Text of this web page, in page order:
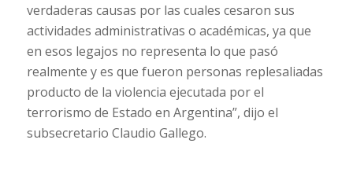
verdaderas causas por las cuales cesaron sus
actividades administrativas o académicas, ya que
en esos legajos no representa lo que pasó
realmente y es que fueron personas replesaliadas
producto de la violencia ejecutada por el
terrorismo de Estado en Argentina”, dijo el
subsecretario Claudio Gallego.